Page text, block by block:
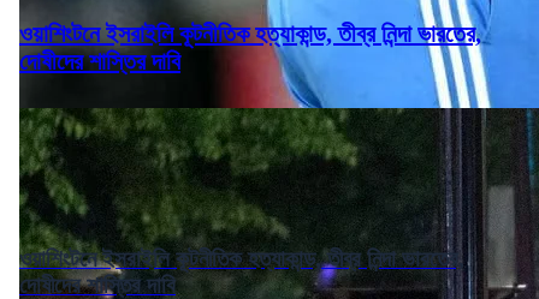
ওয়াশিংটনে ইসরাইলি কূটনীতিক হত্যাকান্ড, তীব্র নিন্দা ভারতের,
দোষীদের শাস্তির দাবি
ওয়াশিংটনে ইসরাইলি কূটনীতিক হত্যাকান্ড, তীব্র নিন্দা ভারতের,
দোষীদের শাস্তির দাবি